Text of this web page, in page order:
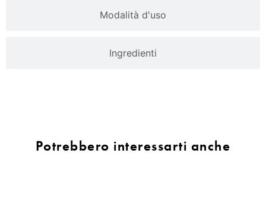
Modalità d'uso
Ingredienti
Potrebbero interessarti anche